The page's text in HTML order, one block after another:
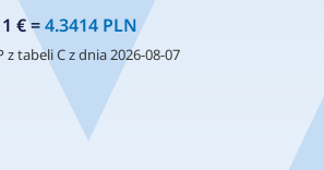
1 € =4.3414 PLN
z tabeli C z dnia 2026-08-07